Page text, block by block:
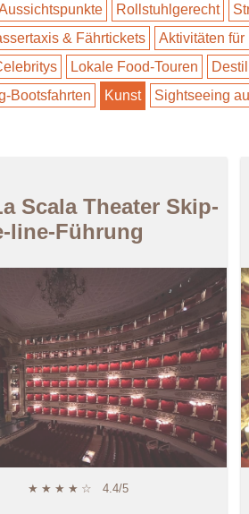
Rollstuhlgerecht
& Fährtickets Aktivitäten für
Lokale Food-Touren
Bootsfahrten Kunst Sightseeing
Scala Theater Skip-
line-Führung
★ ★ ★ ★ ☆ 4.4/5